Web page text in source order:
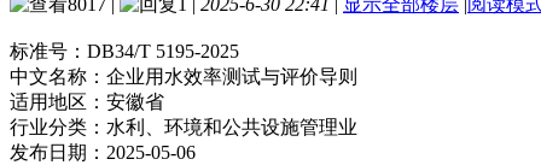
标准号： DB34/T 5195-2025
中文名称： 企业用水效率测试与评价导则
适用地区： 安徽省
行业分类： 水利、环境和公共设施管理业
发布日期： 2025-05-06